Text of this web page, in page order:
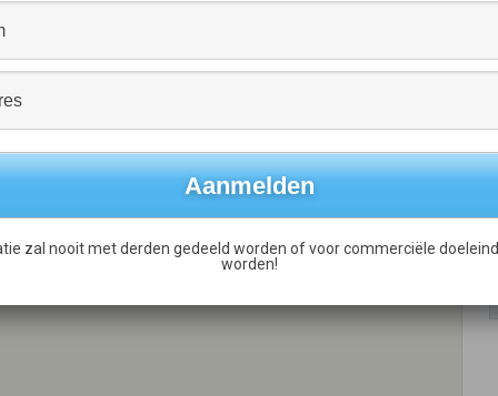
are
The
zal nooit met derden gedeeld worden of voor commerciële
worden!